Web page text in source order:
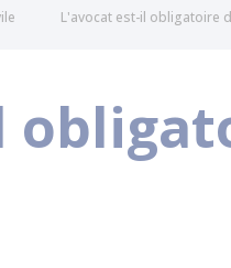
L'avocat est-il obligatoire